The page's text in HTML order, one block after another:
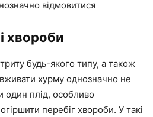
відмовитися
хвороби
будь-якого типу, а також
хурму однозначно не
один плід, особливо
перебіг хвороби. У такі